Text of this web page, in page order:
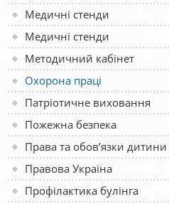
Медичні стенди
Медичні стенди
Методичний кабінет
Охорона праці
Патріотичне виховання
Пожежна безпека
Права та обов’язки дитини
Правова Україна
Профілактика булінга